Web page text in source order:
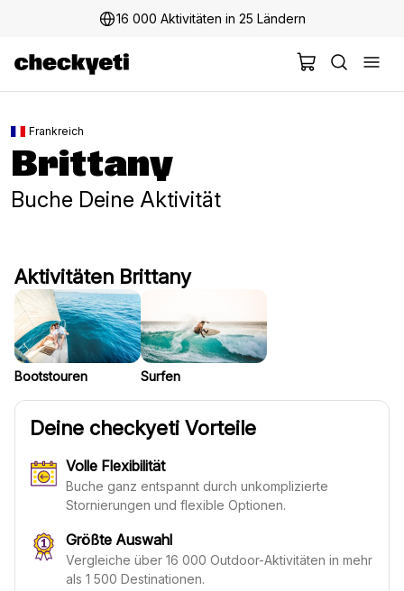
2 Millionen+ glückliche Kunden
Frankreich
Brittany
Buche Deine Aktivität
Aktivitäten Brittany
Bootstouren Surfen
Deine checkyeti Vorteile
Volle Flexibilität
Buche ganz entspannt durch unkomplizierte
Stornierungen und flexible Optionen.
Größte Auswahl
Vergleiche über 16 000 Outdoor-Aktivitäten in mehr
als 1 500 Destinationen.